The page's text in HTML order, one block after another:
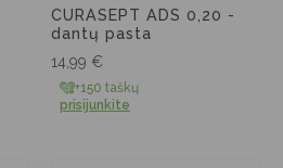
CURASEPT ADS 0,20 -
dantų pasta
14,99 €
+150 taškų
prisijunkite